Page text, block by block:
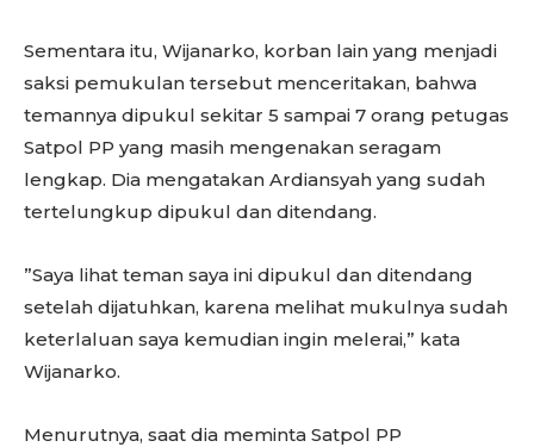
Sementara itu, Wijanarko, korban lain yang menjadi
saksi pemukulan tersebut menceritakan, bahwa
temannya dipukul sekitar 5 sampai 7 orang petugas
Satpol PP yang masih mengenakan seragam
lengkap. Dia mengatakan Ardiansyah yang sudah
tertelungkup dipukul dan ditendang.
”Saya lihat teman saya ini dipukul dan ditendang
setelah dijatuhkan, karena melihat mukulnya sudah
keterlaluan saya kemudian ingin melerai,” kata
Wijanarko.
Menurutnya, saat dia meminta Satpol PP